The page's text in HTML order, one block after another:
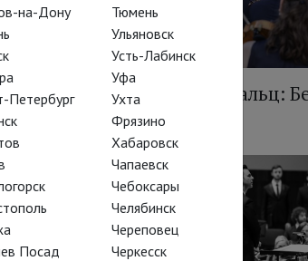
и
Курентзис и Саша Вальц:
Симфония № 7
на-Дону
Петербург
Посад
Тюмень
Ульяновск
Усть-Лабинск
Уфа
Ухта
Фрязино
Хабаровск
Чапаевск
Чебоксары
Челябинск
Череповец
Черкесск